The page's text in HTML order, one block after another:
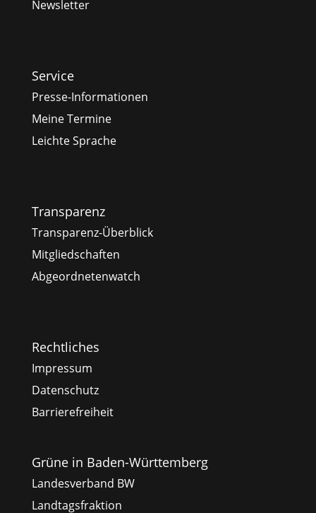
Newsletter
Service
Presse-Informationen
Meine Termine
Leichte Sprache
Transparenz
Transparenz-Überblick
Mitgliedschaften
Abgeordnetenwatch
Rechtliches
Impressum
Datenschutz
Barrierefreiheit
Grüne in Baden-Württemberg
Landesverband BW
Landtagsfraktion